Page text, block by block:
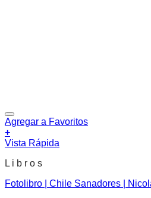
Agregar a Favoritos
+
Vista Rápida
L i b r o s
Fotolibro | Chile Sanadores |